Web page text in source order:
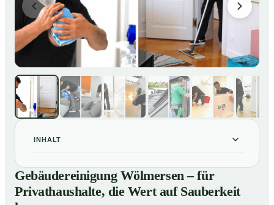
INHALT
01Gebäudereinigung Wölmersen – für Privathaushalte,
die Wert auf Sauberkeit legen
Gebäudereinigung Wölmersen – für
Privathaushalte, die Wert auf Sauberkeit